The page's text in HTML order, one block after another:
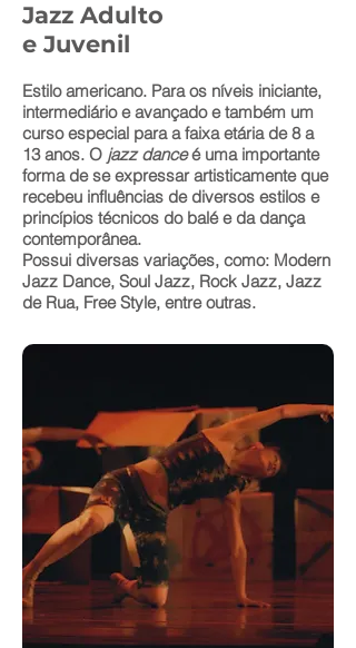
Jazz Adulto
e Juvenil
Estilo americano. Para os níveis iniciante,
intermediário e avançado e também um
curso especial para a faixa etária de 8 a
13 anos. O jazz danceé uma importante
forma de se expressar artisticamente que
recebeu influências de diversos estilos e
princípios técnicos do balé e da dança
contemporânea.
Possui diversas variações, como: Modern
Jazz Dance, Soul Jazz, Rock Jazz, Jazz
de Rua, Free Style, entre outras.